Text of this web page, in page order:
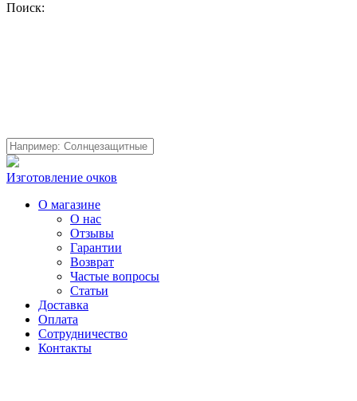
Поиск:
Изготовление очков
О магазине
О нас
Отзывы
Гарантии
Возврат
Частые вопросы
Статьи
Доставка
Оплата
Сотрудничество
Контакты